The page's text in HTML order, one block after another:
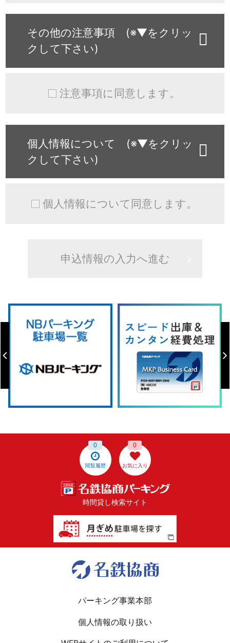
その他の注意事項 (※▼をクリッ
クして下さい)
注意事項に同意します。
個人情報について (※▼をクリッ
クして下さい)
個人情報について同意します。
閲覧履歴
0
お気に入り
0
時間貸し検索サイト
パーキング事業本部
個人情報の取り扱い